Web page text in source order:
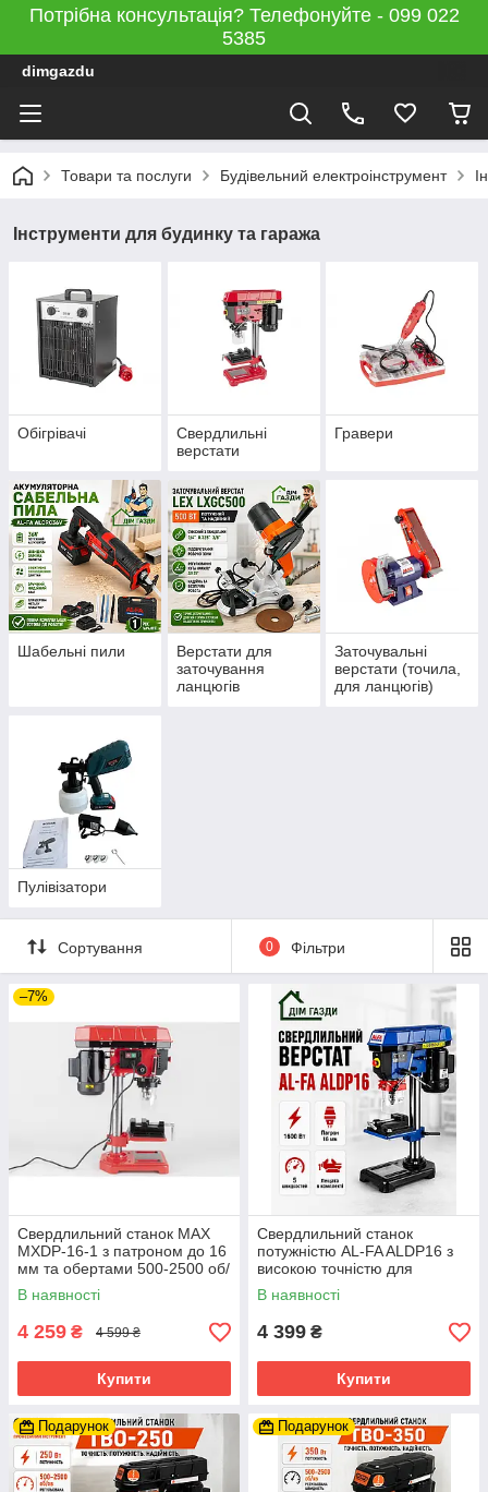
Потрібна консультація? Телефонуйте - 099 022
5385
dimgazdu
Товари та послуги Будівельний електроінструмент
Інструменти для будинку та гаража
Обігрівачі
Свердлильні
верстати
Гравери
Шабельні пили
Верстати для
заточування
ланцюгів
Заточувальні
верстати (точила,
для ланцюгів)
Пулівізатори
Сортування 0 Фільтри
–7%
Свердлильний станок MAX
MXDP-16-1 з патроном до 16
мм та обертами 500-2500 об/
хв
В наявності
4 259 ₴ 4 599 ₴
Купити
Свердлильний станок
потужністю AL-FA ALDP16 з
високою точністю для
професійного використання
В наявності
4 399 ₴
Купити
Подарунок Подарунок